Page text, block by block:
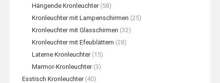
Hängende Kronleuchter (58)
Kronleuchter mit Lampenschirmen (25)
Kronleuchter mit Glasschirmen (32)
Kronleuchter mit Efeublättern (28)
Laterne Kronleuchter (15)
Marmor-Kronleuchter (3)
Esstisch Kronleuchter (40)